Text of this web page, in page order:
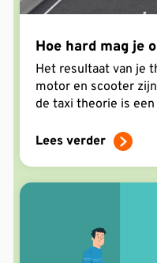
Hoe hard mag je
Het resultaat van je
motor en scooter
de taxi theorie is
slaagt voor je
Lees verder